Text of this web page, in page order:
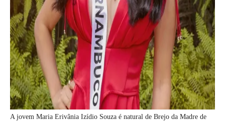
A jovem Maria Erivânia Izídio Souza é natural de Brejo da Madre de